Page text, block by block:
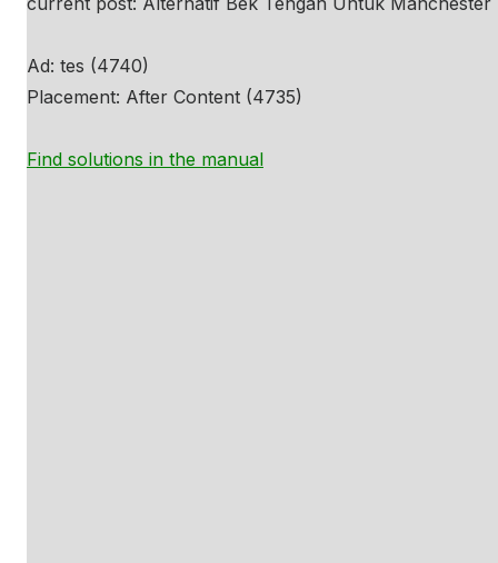
Ad: tes (4740)
Placement: After Content (4735)
Find solutions in the manual